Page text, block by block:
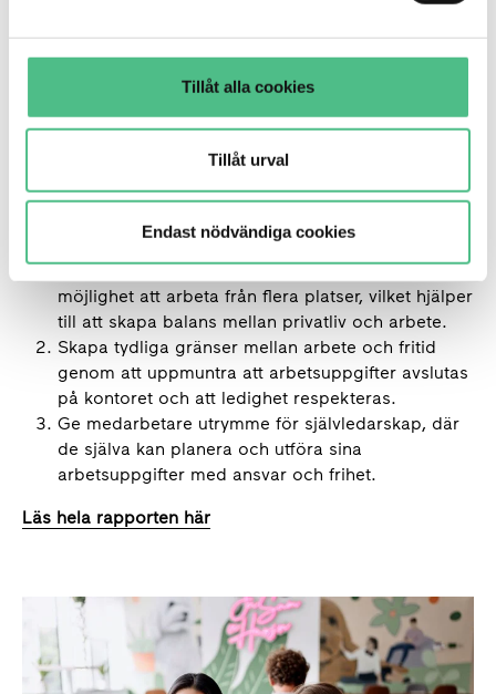
Tillåt alla cookies
Tillåt urval
Endast nödvändiga cookies
Unga tjänstemän vill ha en tydlig balans mellan jobb
och privatliv. Att kunna stänga av jobbet när
arbetsdagen är slut och ha möjlighet att påverka både
tid och plats för sitt arbete är avgörande för denna
arbetet, och det krävs en arbetsmiljö som främjar
både autonomi och balans.
När det är möjligt, erbjud flexibla arbetstider och
möjlighet att arbeta från flera platser, vilket hjälper
till att skapa balans mellan privatliv och arbete.
Skapa tydliga gränser mellan arbete och fritid
genom att uppmuntra att arbetsuppgifter avslutas
på kontoret och att ledighet respekteras.
Ge medarbetare utrymme för självledarskap, där
de själva kan planera och utföra sina
arbetsuppgifter med ansvar och frihet.
Läs hela rapporten här
Balansera!